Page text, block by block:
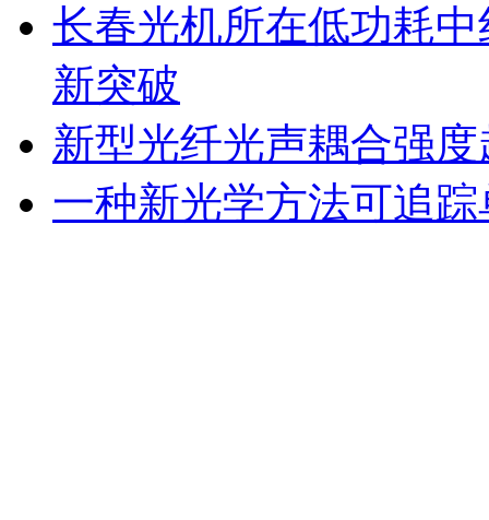
长春光机所在低功耗
新突破
新型光纤光声耦合强
一种新光学方法可追